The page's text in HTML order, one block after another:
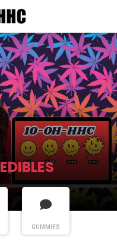
EDIBLES
GUMMIES